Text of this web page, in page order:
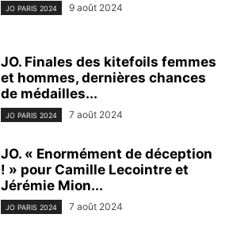
JO PARIS 2024 9 août 2024
JO. Finales des kitefoils femmes
et hommes, dernières chances
de médailles...
JO PARIS 2024 7 août 2024
JO. « Enormément de déception
! » pour Camille Lecointre et
Jérémie Mion...
JO PARIS 2024 7 août 2024